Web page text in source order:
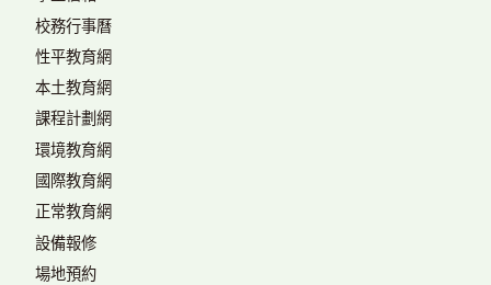
校務行事曆
性平教育網
本土教育網
課程計劃網
環境教育網
國際教育網
正常教育網
設備報修
場地預約